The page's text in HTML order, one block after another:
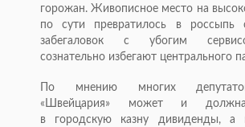
горожан. Живописное место на
по сути превратилось в россыпь
забегаловок с убогим
сознательно избегают центрального
По мнению многих
«Швейцария» может и
в городскую казну дивиденды, а